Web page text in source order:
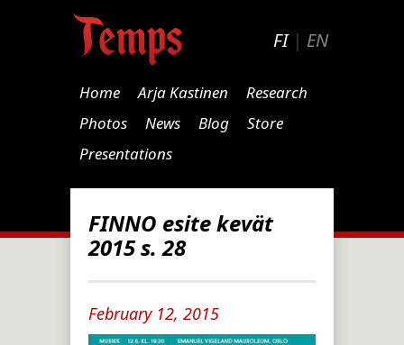
FI| EN
Home Arja Kastinen
Research
Photos
News Blog
Store
Presentations
FINNO esite kevät
2015 s. 28
February 12, 2015